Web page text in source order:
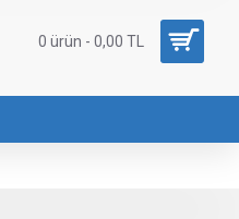
0 ürün - 0,00 TL